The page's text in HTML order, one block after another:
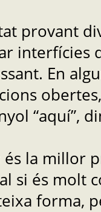
provant
interfícies
En
“aquí”,
és la millor
si és molt
forma,